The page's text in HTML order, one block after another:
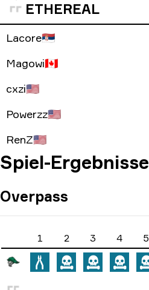
ETHEREAL
Lacore🇷🇸
Magowi🇨🇦
cxzi🇺🇸
Powerzz🇺🇸
RenZ🇺🇸
Spiel-Ergebnisse
Overpass
1 2 3 4 5